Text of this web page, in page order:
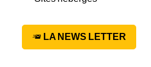
LA NEWS LETTER